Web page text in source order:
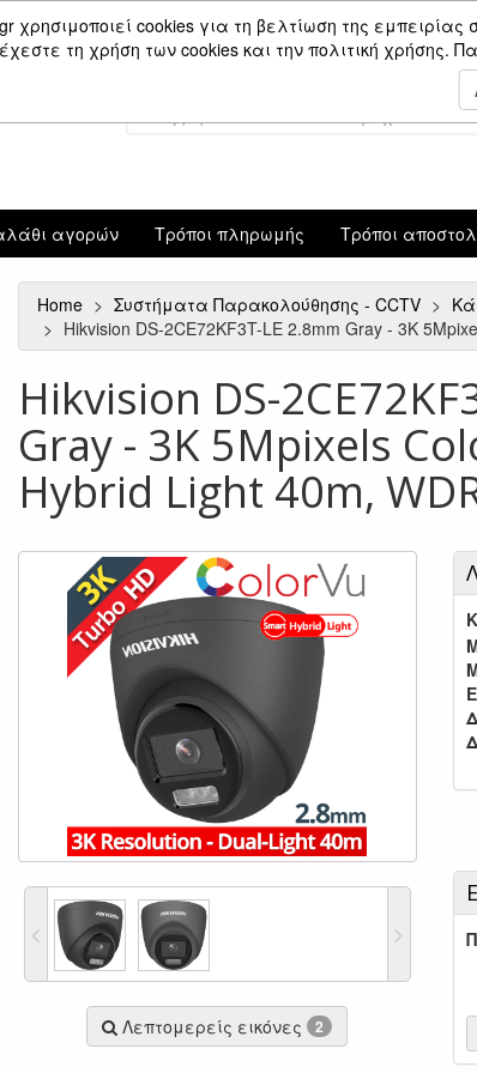
χρησιμοποιεί cookies για τη βελτίωση της
τη χρήση των cookies και την πολιτική χρήσης.
Είσοδος Μέλους
αγορών Τρόποι πληρωμής Τρόποι
Home Συστήματα Παρακολούθησης - CCTV
Hikvision DS-2CE72KF3T-LE 2.8mm Gray - 3K
Hikvision DS-
Gray - 3K 5Mpixels
Hybrid Light 40m,
Λεπτομερείς εικόνες 2